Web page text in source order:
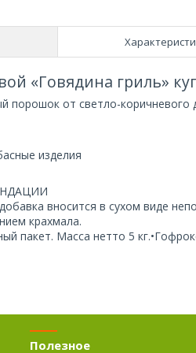
«Говядина гриль»
порошок от светло-коричневого
изделия
вносится в сухом виде
крахмала.
пакет. Масса нетто 5
Полезное